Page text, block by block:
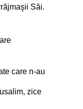
Săi.
care n-au
zice